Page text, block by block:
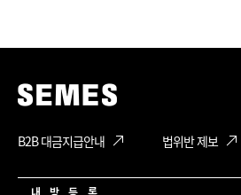
B2B 대금지급안내 법위반 제보